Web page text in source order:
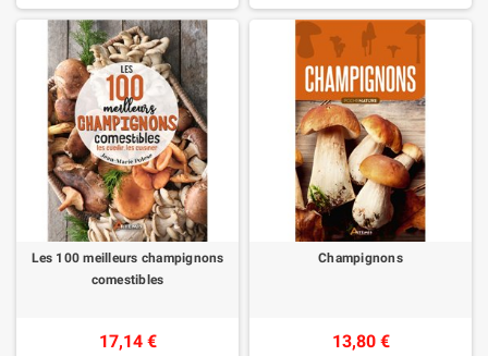
Les 100 meilleurs champignons
comestibles
17,14 €
Champignons
13,80 €